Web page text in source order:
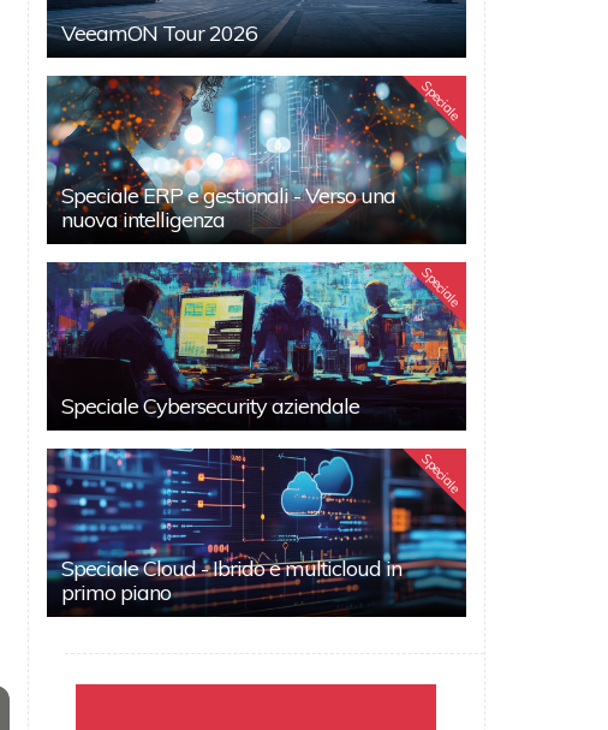
VeeamON Tour 2026
Speciale
Speciale ERP e gestionali - Verso una
nuova intelligenza
Speciale
Speciale Cybersecurity aziendale
Speciale
Speciale Cloud - Ibrido e multicloud in
primo piano